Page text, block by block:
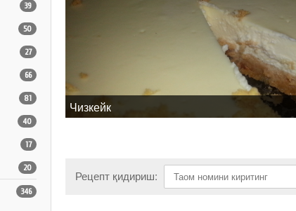
39
50
27
66
81
40
17
20
346
Чизкейк
Рецепт қидириш: